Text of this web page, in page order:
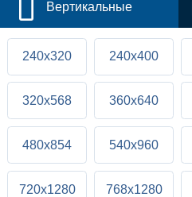
Вертикальные
240x320 240x400
320x568 360x640
480x854 540x960
720x1280 768x1280